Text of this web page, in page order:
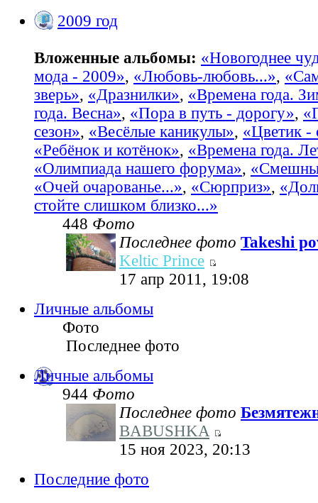
2009 год
Вложенные альбомы: «Новогоднее
мода - 2009», «Любовь-любовь...»,
зверь», «Дразнилки», «Времена года.
года. Весна», «Пора в путь - дорогу»,
сезон», «Весёлые каникулы», «Цветик -
«Ребёнок и котёнок», «Времена года.
«Олимпиада нашего форума»,
«Очей очарованье...», «Сюрприз»,
стойте слишком близко...»
448 Фото
Последнее фото Takeshi
Keltic Prince
17 апр 2011, 19:08
Личные альбомы
Фото
Последнее фото
Личные альбомы
944 Фото
Последнее фото
BABUSHKA
15 ноя 2023, 20:13
Последние фото